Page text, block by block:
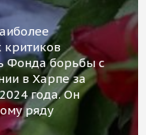
критиков
Фонда борьбы с
в Харпе за
года. Он
ряду